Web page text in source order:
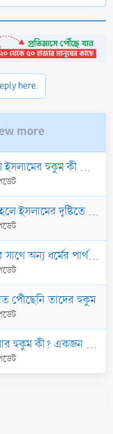
here.
more
এ ধরণের বাক্য দিয়ে প্রশ্ন করার বিধান কী?
দৃষ্টিতে তার করণীয় কি?
ধর্মের পার্থক্য কি?
পৌঁছেনি তাদের হুকুম
করবে কী দ্বারা এবং কেন? ইহার প্রমাণ কী?